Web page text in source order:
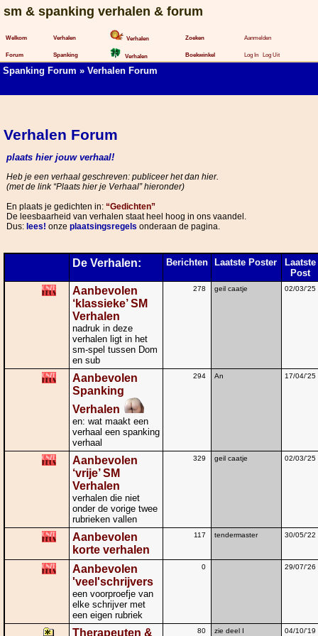
sm & spanking verhalen & forum
Welkom
Forum
Verhalen
Spanking
Verhalen
Verhalen
Zoeken
Boekwinkel
Aanmelden
Log In Log Uit
Spanking Forum » Verhalen Forum
Verhalen Forum
plaats hier jouw verhaal!
Heb je een verhaal geschreven: publiceer het dan hier.
(met de link “Plaats hier je Verhaal” hieronder)
En plaats je gedichten in: “Gedichten”
De leesbaarheid van verhalen staat heel hoog in ons vaandel.
Dus: lees! onze plaatsingsregels onderaan de pagina.
De Verhalen: Berichten Laatste Poster
Laatste
Post
Aanbevolen
‘klassieke’ SM
Verhalen
nadruk in deze
verhalen ligt in het
sm-spel tussen Dom
en sub
278 geil caatje 02/03/'25
Aanbevolen
Spanking
Verhalen
en: wat maakt een
verhaal een spanking
verhaal
294 An 17/04/'25
Aanbevolen
‘vrije’ SM
Verhalen
verhalen die niet
onder de vorige twee
rubrieken vallen
329 geil caatje 02/03/'25
Aanbevolen
korte verhalen
117 tendermaster 30/05/'22
Aanbevolen
'veel'schrijvers
een voorproefje van
elke schrijver met
een eigen rubriek
0 29/07/'26
Therapeuten & 80 zie deel I 04/10/'19